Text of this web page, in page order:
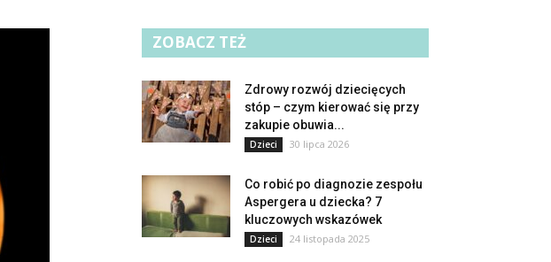
ZOBACZ TEŻ
Zdrowy rozwój dziecięcych
stóp – czym kierować się przy
zakupie obuwia...
Dzieci 30 lipca 2026
Co robić po diagnozie zespołu
Aspergera u dziecka? 7
kluczowych wskazówek
Dzieci 24 listopada 2025